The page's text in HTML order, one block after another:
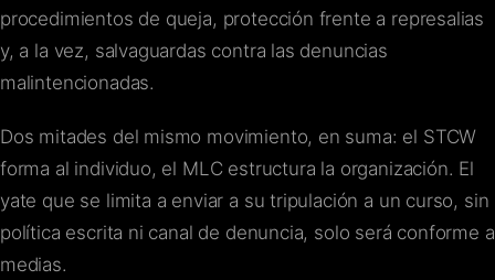
procedimientos de queja, protección frente a represalias
y, a la vez, salvaguardas contra las denuncias
malintencionadas.
Dos mitades del mismo movimiento, en suma: el STCW
forma al individuo, el MLC estructura la organización. El
yate que se limita a enviar a su tripulación a un curso, sin
política escrita ni canal de denuncia, solo será conforme a
medias.